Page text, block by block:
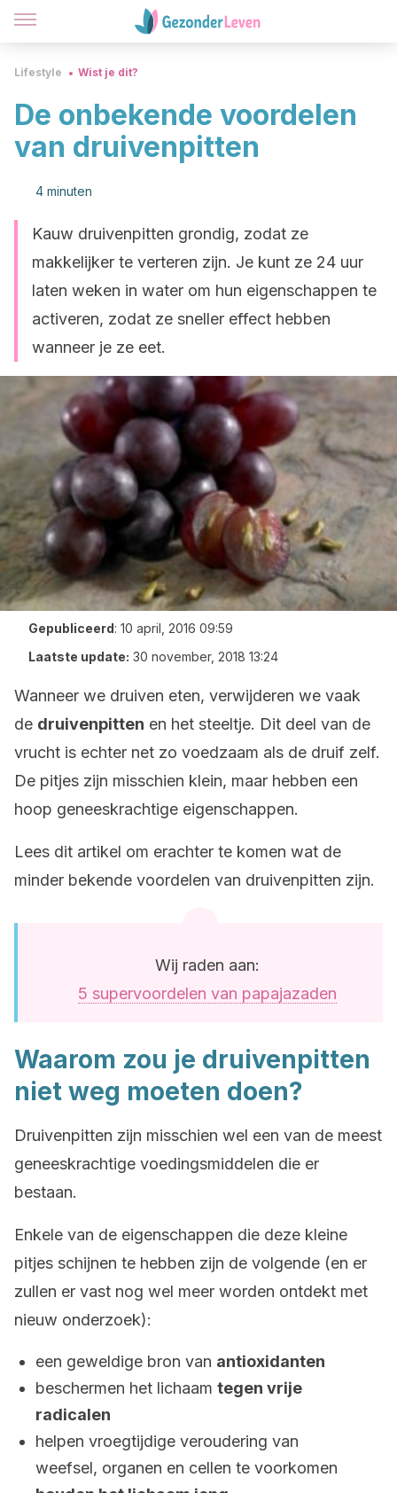
Lifestyle Wist je dit?
De onbekende voordelen
van druivenpitten
4 minuten
Kauw druivenpitten grondig, zodat ze
makkelijker te verteren zijn. Je kunt ze 24 uur
laten weken in water om hun eigenschappen te
activeren, zodat ze sneller effect hebben
wanneer je ze eet.
Gepubliceerd: 10 april, 2016 09:59
Laatste update: 30 november, 2018 13:24
Wanneer we druiven eten, verwijderen we vaak
de druivenpitten en het steeltje. Dit deel van de
vrucht is echter net zo voedzaam als de druif zelf.
De pitjes zijn misschien klein, maar hebben een
hoop geneeskrachtige eigenschappen.
Lees dit artikel om erachter te komen wat de
minder bekende voordelen van druivenpitten zijn.
Wij raden aan:
5 supervoordelen van papajazaden
Waarom zou je druivenpitten
niet weg moeten doen?
Druivenpitten zijn misschien wel een van de meest
geneeskrachtige voedingsmiddelen die er
bestaan.
Enkele van de eigenschappen die deze kleine
pitjes schijnen te hebben zijn de volgende (en er
zullen er vast nog wel meer worden ontdekt met
nieuw onderzoek):
een geweldige bron van antioxidanten
beschermen het lichaam tegen vrije
radicalen
helpen vroegtijdige veroudering van
weefsel, organen en cellen te voorkomen